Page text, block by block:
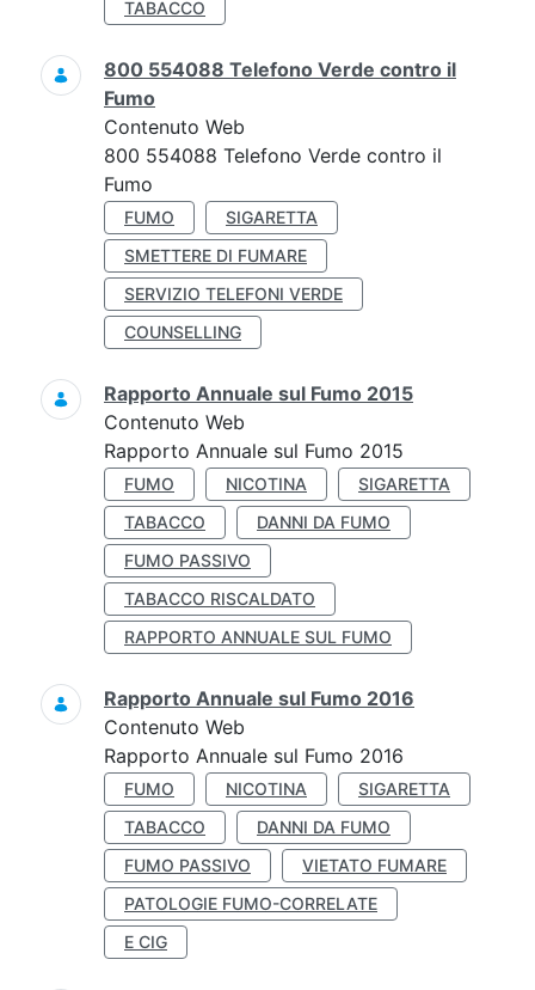
TABACCO
800 554088 Telefono Verde contro il
Fumo
Contenuto Web
800 554088 Telefono Verde contro il
Fumo
FUMO
SIGARETTA
SMETTERE DI FUMARE
SERVIZIO TELEFONI VERDE
COUNSELLING
Rapporto Annuale sul Fumo 2015
Contenuto Web
Rapporto Annuale sul Fumo 2015
FUMO NICOTINA
SIGARETTA
TABACCO
DANNI DA FUMO
FUMO PASSIVO
TABACCO RISCALDATO
RAPPORTO ANNUALE SUL FUMO
Rapporto Annuale sul Fumo 2016
Contenuto Web
Rapporto Annuale sul Fumo 2016
FUMO NICOTINA
SIGARETTA
TABACCO
DANNI DA FUMO
FUMO PASSIVO
VIETATO FUMARE
PATOLOGIE FUMO-CORRELATE
E CIG